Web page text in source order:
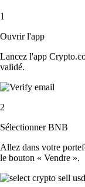
1
Ouvrir l'app
Lancez l'app
validé.
2
Sélectionner BNB
Allez dans votre
le bouton « Vendre ».